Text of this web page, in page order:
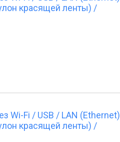
красящей ленты) /
Wi-Fi / USB / LAN (Ethernet)
красящей ленты) /